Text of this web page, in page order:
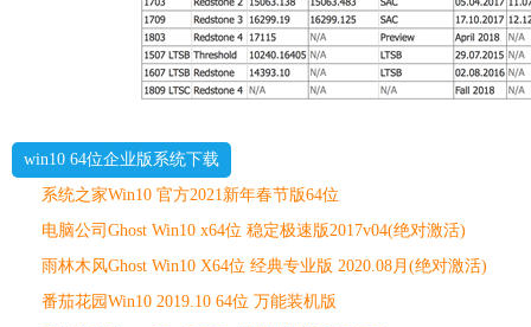
win10 64位企业版系统下载
系统之家Win10 官方2021新年春节版64位
电脑公司Ghost Win10 x64位 稳定极速版2017v04(绝对激活)
雨林木风Ghost Win10 X64位 经典专业版 2020.08月(绝对激活)
番茄花园Win10 2019.10 64位 万能装机版